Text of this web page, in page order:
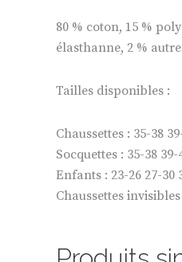
80 % coton, 15 %
élasthanne, 2 %
Tailles disponibles :
Chaussettes : 35-38
Socquettes : 35-38 39-
Enfants : 23-26 27-30
Chaussettes